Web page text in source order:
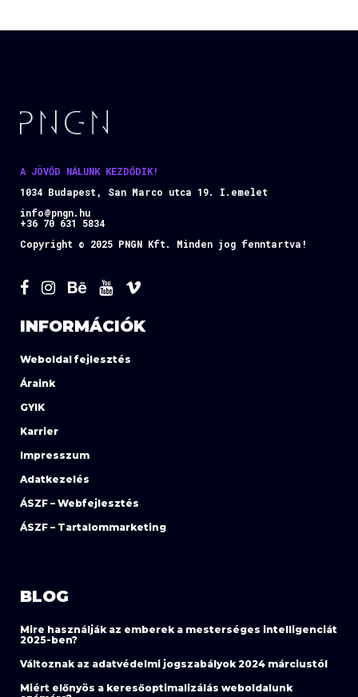
A JÖVŐD NÁLUNK KEZDŐDIK!
1034 Budapest, San Marco utca 19. I.emelet
info@pngn.hu
+36 70 631 5834
Copyright © 2025 PNGN Kft. Minden jog fenntartva!
INFORMÁCIÓK
Weboldal fejlesztés
Áraink
GYIK
Karrier
Impresszum
Adatkezelés
ÁSZF – Webfejlesztés
ÁSZF – Tartalommarketing
BLOG
Mire használják az emberek a mesterséges intelligenciát
2025-ben?
Változnak az adatvédelmi jogszabályok 2024 márciustól
Miért előnyös a keresőoptimalizálás weboldalunk